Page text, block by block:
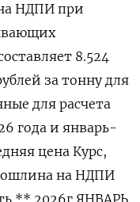
НДПИ при
8.524
за тонну для
для расчета
года и январь-
цена Курс,
на НДПИ
** 2026г ЯНВАРЬ